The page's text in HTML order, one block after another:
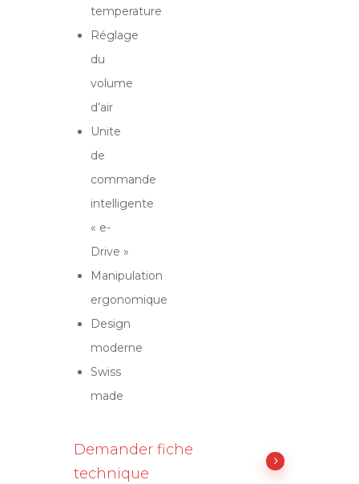
temperature
Réglage
du
volume
d’air
Unite
de
commande
intelligente
« e-
Drive »
Manipulation
ergonomique
Design
moderne
Swiss
made
Demander fiche
technique